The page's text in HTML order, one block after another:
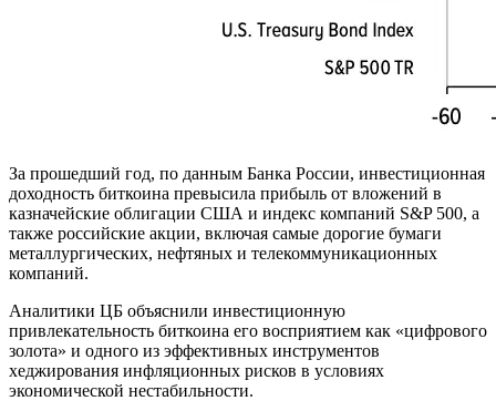
За прошедший год, по данным Банка России, инвестиционная
доходность биткоина превысила прибыль от вложений в
казначейские облигации США и индекс компаний S&P 500, а
также российские акции, включая самые дорогие бумаги
металлургических, нефтяных и телекоммуникационных
компаний.
Аналитики ЦБ объяснили инвестиционную
привлекательность биткоина его восприятием как «цифрового
золота» и одного из эффективных инструментов
хеджирования инфляционных рисков в условиях
экономической нестабильности.